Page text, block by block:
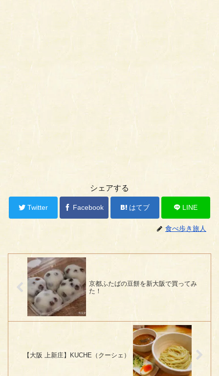
シェアする
Twitter Facebook はてブ LINE
食べ歩き旅人
京都ふたばの豆餅を新大阪で買ってみ
た！
【大阪 上新庄】KUCHE（クーシェ）